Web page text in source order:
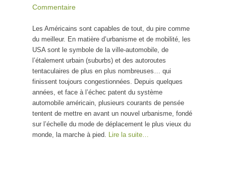
Commentaire
Les Américains sont capables de tout, du pire comme
du meilleur. En matière d’urbanisme et de mobilité, les
USA sont le symbole de la ville-automobile, de
l’étalement urbain (suburbs) et des autoroutes
tentaculaires de plus en plus nombreuses… qui
finissent toujours congestionnées. Depuis quelques
années, et face à l’échec patent du système
automobile américain, plusieurs courants de pensée
tentent de mettre en avant un nouvel urbanisme, fondé
sur l’échelle du mode de déplacement le plus vieux du
monde, la marche à pied. Lire la suite…